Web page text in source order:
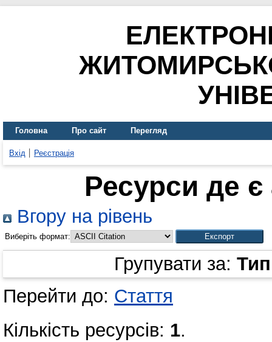
Головна Про сайт Перегляд
Вхід Реєстрація
Ресурси де
Вгору на рівень
Виберіть формат:
Групувати за:
Перейти до: Стаття
Кількість ресурсів: 1.